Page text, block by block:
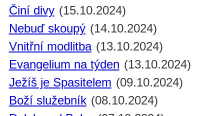
Činí divy (15.10.2024)
Nebuď skoupý (14.10.2024)
Vnitřní modlitba (13.10.2024)
Evangelium na týden (13.10.2024)
Ježíš je Spasitelem (09.10.2024)
Boží služebník (08.10.2024)